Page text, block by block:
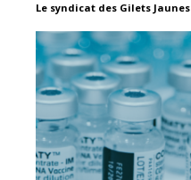
Le syndicat des Gilets Jaunes